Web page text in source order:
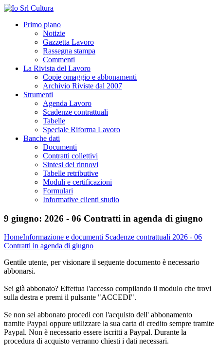
Primo piano
Notizie
Gazzetta Lavoro
Rassegna stampa
Commenti
La Rivista del Lavoro
Copie omaggio e abbonamenti
Archivio Riviste dal 2007
Strumenti
Agenda Lavoro
Scadenze contrattuali
Tabelle
Speciale Riforma Lavoro
Banche dati
Documenti
Contratti collettivi
Sintesi dei rinnovi
Tabelle retributive
Moduli e certificazioni
Formulari
Informative clienti studio
9 giugno: 2026 - 06 Contratti in agenda di giugno
HomeInformazione e documenti Scadenze contrattuali 2026 - 06
Contratti in agenda di giugno
Gentile utente, per visionare il seguente documento è necessario
abbonarsi.
Sei già abbonato? Effettua l'accesso compilando il modulo che trovi
sulla destra e premi il pulsante "ACCEDI".
Se non sei abbonato procedi con l'acquisto dell' abbonamento
tramite Paypal oppure utilizzare la sua carta di credito sempre tramite
Paypal. Non è necessario essere iscritti a Paypal. Durante la
procedura di acquisto verranno chiesti i dati necessari.